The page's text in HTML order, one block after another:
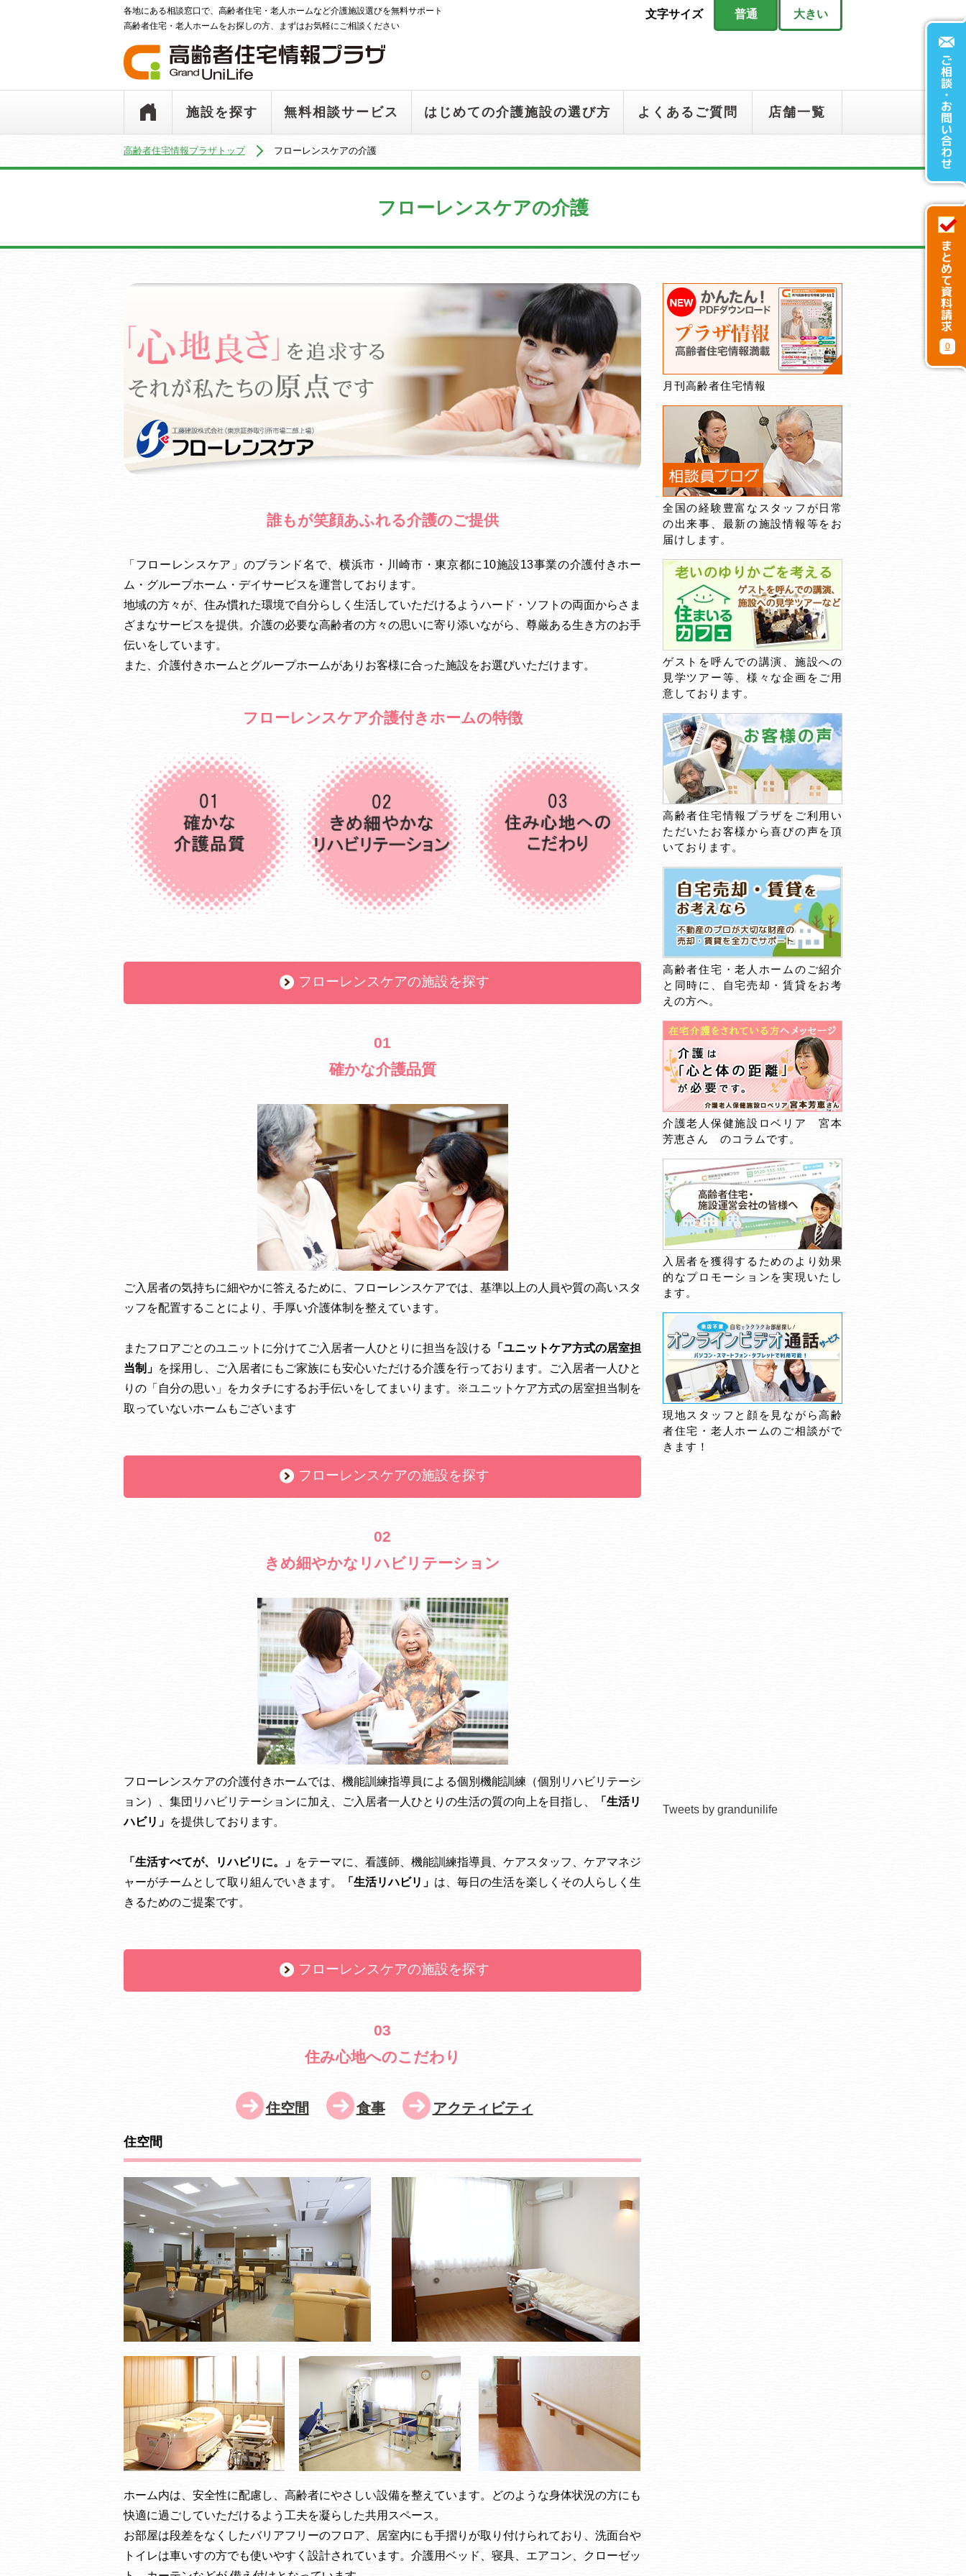
各地にある相談窓口で、高齢者住宅・老人ホームなど介護施設選びを無料サポート
高齢者住宅・老人ホームをお探しの方、まずはお気軽にご相談ください
文字サイズ 普通 大きい
施設を探す 無料相談サービス はじめての介護施設の選び方 よくあるご質問 店舗一覧
高齢者住宅情報プラザトップ フローレンスケアの介護
フローレンスケアの介護
誰もが笑顔あふれる介護のご提供
「フローレンスケア」のブランド名で、横浜市・川崎市・東京都に10施設13事業の介護付きホー
ム・グループホーム・デイサービスを運営しております。
地域の方々が、住み慣れた環境で自分らしく生活していただけるようハード・ソフトの両面からさま
ざまなサービスを提供。介護の必要な高齢者の方々の思いに寄り添いながら、尊厳ある生き方のお手
伝いをしています。
また、介護付きホームとグループホームがありお客様に合った施設をお選びいただけます。
フローレンスケア介護付きホームの特徴
フローレンスケアの施設を探す
01
確かな介護品質
ご入居者の気持ちに細やかに答えるために、フローレンスケアでは、基準以上の人員や質の高いスタ
ッフを配置することにより、手厚い介護体制を整えています。
またフロアごとのユニットに分けてご入居者一人ひとりに担当を設ける
「ユニットケア方式の居室担
当制」 を採用し、ご入居者にもご家族にも安心いただける介護を行っております。ご入居者一人ひと
りの「自分の思い」をカタチにするお手伝いをしてまいります。※ユニットケア方式の居室担当制を
取っていないホームもございます
フローレンスケアの施設を探す
02
きめ細やかなリハビリテーション
フローレンスケアの介護付きホームでは、機能訓練指導員による個別機能訓練（個別リハビリテーシ
ョン）、集団リハビリテーションに加え、ご入居者一人ひとりの生活の質の向上を目指し、
「生活リ
ハビリ」 を提供しております。
「生活すべてが、リハビリに。」 をテーマに、看護師、機能訓練指導員、ケアスタッフ、ケアマネジ
ャーがチームとして取り組んでいきます。
「生活リハビリ」 は、毎日の生活を楽しくその人らしく生
きるためのご提案です。
フローレンスケアの施設を探す
03
住み心地へのこだわり
住空間 食事 アクティビティ
住空間
ホーム内は、安全性に配慮し、高齢者にやさしい設備を整えています。どのような身体状況の方にも
快適に過ごしていただけるよう工夫を凝らした共用スペース。
お部屋は段差をなくしたバリアフリーのフロア、居室内にも手摺りが取り付けられており、洗面台や
トイレは車いすの方でも使いやすく設計されています。介護用ベッド、寝具、エアコン、クローゼッ
月刊高齢者住宅情報
全国の経験豊富なスタッフが日常
の出来事、最新の施設情報等をお
届けします。
ゲストを呼んでの講演、施設への
見学ツアー等、様々な企画をご用
意しております。
高齢者住宅情報プラザをご利用い
ただいたお客様から喜びの声を頂
いております。
高齢者住宅・老人ホームのご紹介
と同時に、自宅売却・賃貸をお考
えの方へ。
介護老人保健施設ロベリア 宮本
芳恵さん のコラムです。
入居者を獲得するためのより効果
的なプロモーションを実現いたし
ます。
現地スタッフと顔を見ながら高齢
者住宅・老人ホームのご相談がで
きます！
Tweets by grandunilife
0